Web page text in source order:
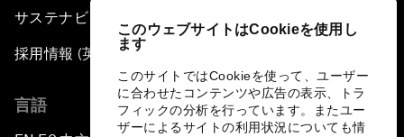
このウェブサイトはCookieを使用し
ます
このサイトではCookieを使って、ユーザー
に合わせたコンテンツや広告の表示、トラ
フィックの分析を行っています。またユー
ザーによるサイトの利用状況についても情
サステナビリティへの取り組み
採用情報 (英語のみ)
言語